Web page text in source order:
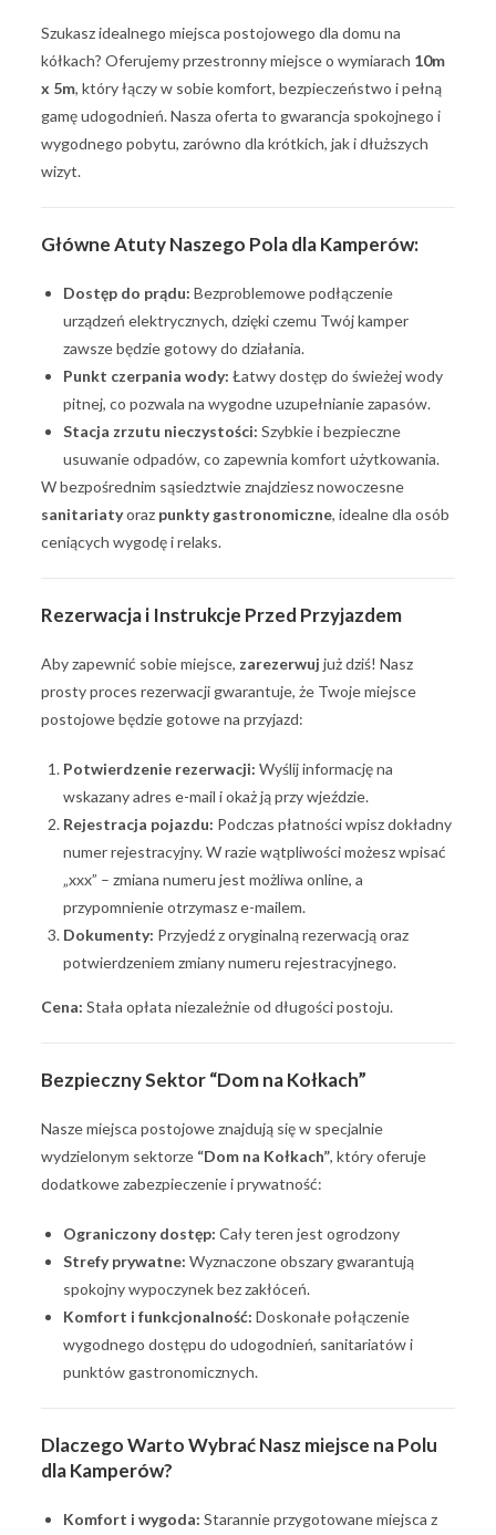
Szukasz idealnego miejsca postojowego dla domu na
kółkach? Oferujemy przestronny miejsce o wymiarach 10m
x 5m, który łączy w sobie komfort, bezpieczeństwo i pełną
gamę udogodnień. Nasza oferta to gwarancja spokojnego i
wygodnego pobytu, zarówno dla krótkich, jak i dłuższych
wizyt.
Główne Atuty Naszego Pola dla Kamperów:
Dostęp do prądu: Bezproblemowe podłączenie
urządzeń elektrycznych, dzięki czemu Twój kamper
zawsze będzie gotowy do działania.
Punkt czerpania wody: Łatwy dostęp do świeżej wody
pitnej, co pozwala na wygodne uzupełnianie zapasów.
Stacja zrzutu nieczystości: Szybkie i bezpieczne
usuwanie odpadów, co zapewnia komfort użytkowania.
W bezpośrednim sąsiedztwie znajdziesz nowoczesne
sanitariatyoraz punkty gastronomiczne, idealne dla osób
ceniących wygodę i relaks.
Rezerwacja i Instrukcje Przed Przyjazdem
Aby zapewnić sobie miejsce, zarezerwuj już dziś! Nasz
prosty proces rezerwacji gwarantuje, że Twoje miejsce
postojowe będzie gotowe na przyjazd:
Potwierdzenie rezerwacji: Wyślij informację na
wskazany adres e-mail i okaż ją przy wjeździe.
Rejestracja pojazdu: Podczas płatności wpisz dokładny
numer rejestracyjny. W razie wątpliwości możesz wpisać
„xxx” – zmiana numeru jest możliwa online, a
przypomnienie otrzymasz e-mailem.
Dokumenty: Przyjedź z oryginalną rezerwacją oraz
potwierdzeniem zmiany numeru rejestracyjnego.
Cena: Stała opłata niezależnie od długości postoju.
Bezpieczny Sektor “Dom na Kołkach”
Nasze miejsca postojowe znajdują się w specjalnie
wydzielonym sektorze “Dom na Kołkach”, który oferuje
dodatkowe zabezpieczenie i prywatność:
Ograniczony dostęp: Cały teren jest ogrodzony
Strefy prywatne: Wyznaczone obszary gwarantują
spokojny wypoczynek bez zakłóceń.
Komfort i funkcjonalność: Doskonałe połączenie
wygodnego dostępu do udogodnień, sanitariatów i
punktów gastronomicznych.
Dlaczego Warto Wybrać Nasz miejsce na Polu
dla Kamperów?
Komfort i wygoda: Starannie przygotowane miejsca z